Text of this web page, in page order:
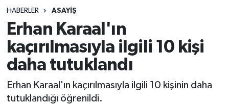
HABERLER ASAYIŞ
Erhan Karaal'ın
kaçırılmasıyla ilgili 10 kişi
daha tutuklandı
Erhan Karaal'ın kaçırılmasıyla ilgili 10 kişinin daha
tutuklandığı öğrenildi.
Spor
Teknoloji
Yaşam